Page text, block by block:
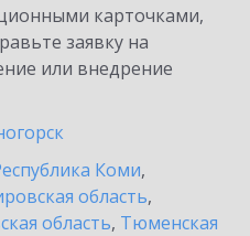
карточками,
заявку на
или внедрение
Коми,
область,
область, Тюменская